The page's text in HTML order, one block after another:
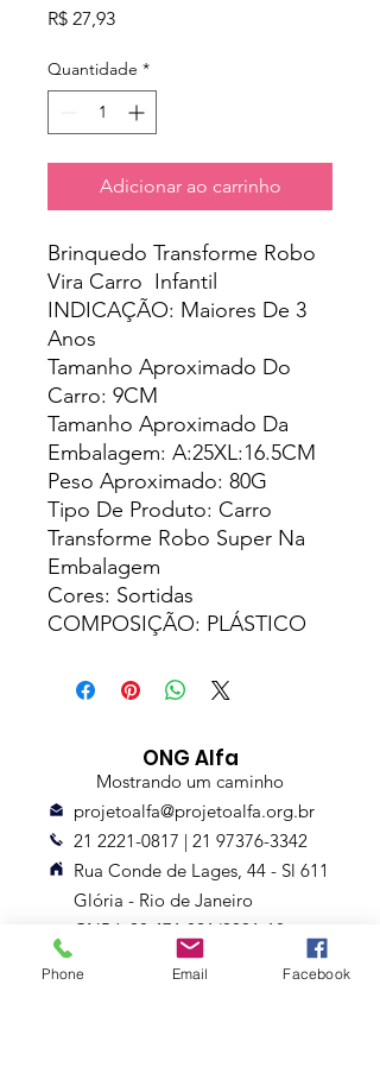
R$ 27,93Preço
Quantidade *
Adicionar ao carrinho
Brinquedo Transforme Robo
Vira Carro Infantil
INDICAÇÃO: Maiores De 3
Anos
Tamanho Aproximado Do
Carro: 9CM
Tamanho Aproximado Da
Embalagem: A:25XL:16.5CM
Peso Aproximado: 80G
Tipo De Produto: Carro
Transforme Robo Super Na
Embalagem
Cores: Sortidas
COMPOSIÇÃO: PLÁSTICO
ONG Alfa
Mostrando um caminho
projetoalfa@projetoalfa.org.br
21 2221-0817 | 21 97376-3342
Rua Conde de Lages, 44 - Sl 611
Glória - Rio de Janeiro
CNPJ: 08.471.821/0001-18
Entrega até 10 dias
Phone Email Facebook